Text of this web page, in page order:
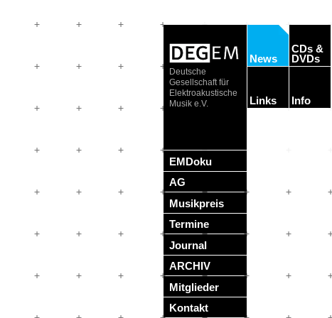
Deutsche
Gesellschaft für
Elektroakustische
Musik e.V.
EMDoku
AG
Musikpreis
Termine
Journal
ARCHIV
Mitglieder
Kontakt
News
CDs &
DVDs
Links Info